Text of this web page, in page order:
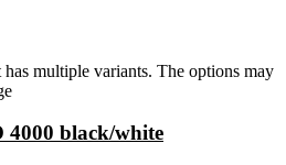
multiple variants. The options may
4000 black/white